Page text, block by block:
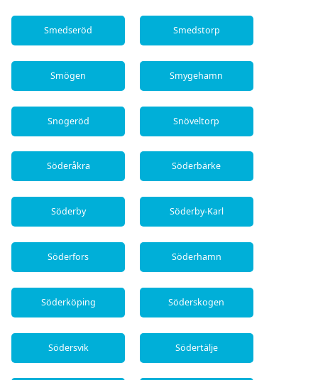
Smedseröd Smedstorp
Smögen Smygehamn
Snogeröd Snöveltorp
Söderåkra Söderbärke
Söderby Söderby-Karl
Söderfors Söderhamn
Söderköping Söderskogen
Södersvik Södertälje